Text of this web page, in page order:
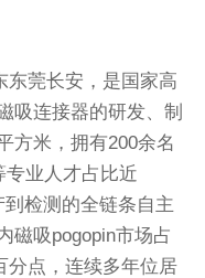
东莞长安，是国家高
吸连接器的研发、制
方米，拥有200余名
专业人才占比近
检测的全链条自主
磁吸pogopin市场占
分点，连续多年位居